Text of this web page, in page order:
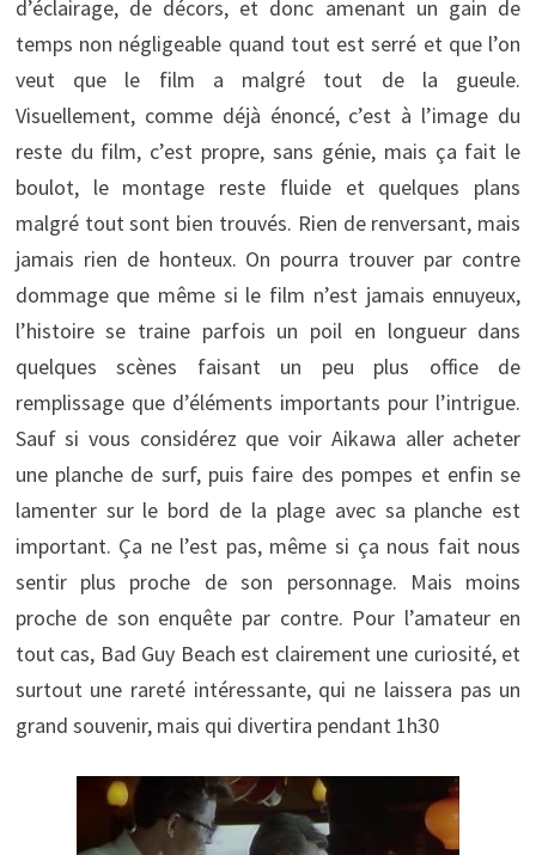
d’éclairage, de décors, et donc amenant un gain de
temps non négligeable quand tout est serré et que l’on
veut que le film a malgré tout de la gueule.
Visuellement, comme déjà énoncé, c’est à l’image du
reste du film, c’est propre, sans génie, mais ça fait le
boulot, le montage reste fluide et quelques plans
malgré tout sont bien trouvés. Rien de renversant, mais
jamais rien de honteux. On pourra trouver par contre
dommage que même si le film n’est jamais ennuyeux,
l’histoire se traine parfois un poil en longueur dans
quelques scènes faisant un peu plus office de
remplissage que d’éléments importants pour l’intrigue.
Sauf si vous considérez que voir Aikawa aller acheter
une planche de surf, puis faire des pompes et enfin se
lamenter sur le bord de la plage avec sa planche est
important. Ça ne l’est pas, même si ça nous fait nous
sentir plus proche de son personnage. Mais moins
proche de son enquête par contre. Pour l’amateur en
tout cas, Bad Guy Beach est clairement une curiosité, et
surtout une rareté intéressante, qui ne laissera pas un
grand souvenir, mais qui divertira pendant 1h30